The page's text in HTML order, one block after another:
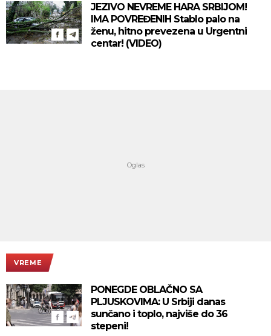
JEZIVO NEVREME HARA SRBIJOM!
IMA POVREĐENIH Stablo palo na
ženu, hitno prevezena u Urgentni
centar! (VIDEO)
VREME
PONEGDE OBLAČNO SA
PLJUSKOVIMA: U Srbiji danas
sunčano i toplo, najviše do 36
stepeni!